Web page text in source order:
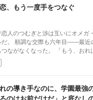
それでいい。 これは、忘れたま
恋と優しい日常の物語。 他サイトにも掲載して
、もう一度手をつなぐ
人のつむぎと渉は互いにオメガ
だ。 順調な交際も六年目――最近
つながなくなった。 「もう、おれ
馴ればっかりの関係に、寂しさを
人の通う高校にやってきた美貌
う。 嫉妬をしても、「友達なん
と笑われ、遂にはお泊りまでし
の導き手なのに、学園最強